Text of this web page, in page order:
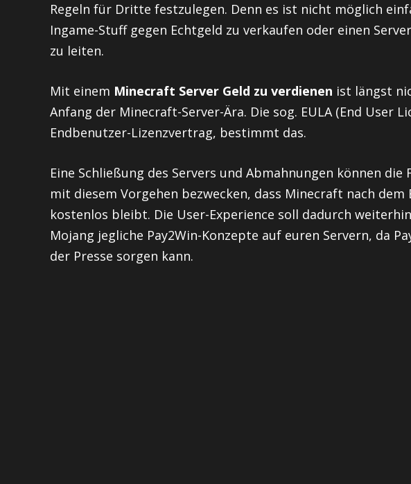
Regeln für Dritte festzulegen. Denn es ist nicht möglich
Ingame-Stuff gegen Echtgeld zu verkaufen oder einen
zu leiten.
Mit einem Minecraft Server Geld zu verdienen ist längst
Anfang der Minecraft-Server-Ära. Die sog. EULA (End User
Endbenutzer-Lizenzvertrag, bestimmt das.
Eine Schließung des Servers und Abmahnungen können
mit diesem Vorgehen bezwecken, dass Minecraft nach
kostenlos bleibt. Die User-Experience soll dadurch
Mojang jegliche Pay2Win-Konzepte auf euren Servern, da
der Presse sorgen kann.